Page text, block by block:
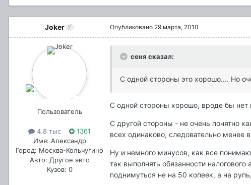
Joker
Пользователь
4.8 тыс
1361
Имя: Александр
Город: Москва-Кольчугино
Авто: Другое авто
Кузов: 0
Опубликовано 29 марта, 2010
сеня сказал:
С одной стороны это хорошо.... Но
С одной стороны хорошо, вроде бы
С другой стороны - не очень понятно
всех одинаково, следовательно
Ну и немного минусов, как все
так выполнять обязанности
поднимуться не на 50 копеек, а на